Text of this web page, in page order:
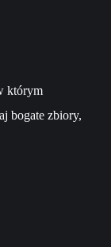
którym
bogate zbiory,